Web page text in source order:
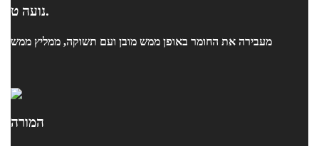
נועה ט.
מעבירה את החומר באופן ממש מובן ועם תשוקה, ממליץ ממש
המורה